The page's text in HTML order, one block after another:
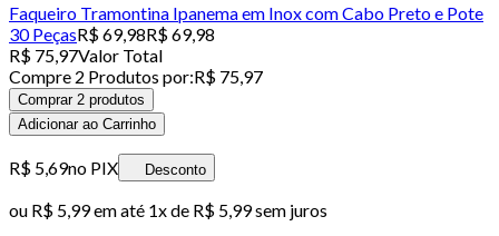
Faqueiro Tramontina Ipanema em Inox com Cabo Preto e Pote
30 PeçasR$ 69,98R$ 69,98
R$ 75,97Valor Total
Compre 2 Produtos por:R$ 75,97
Comprar 2 produtos
Adicionar ao Carrinho
R$ 5,69no PIX Desconto
ou R$ 5,99em até 1x de R$ 5,99sem juros